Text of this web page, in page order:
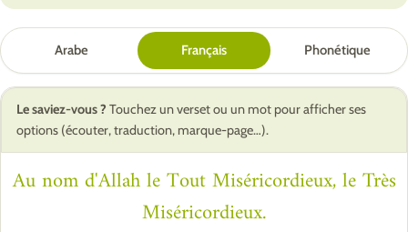
Arabe Français Phonétique
Le saviez-vous ? Touchez un verset ou un mot pour afficher ses
options (écouter, traduction, marque-page…).
Au nom d'Allah le Tout Miséricordieux, le Très
Miséricordieux.